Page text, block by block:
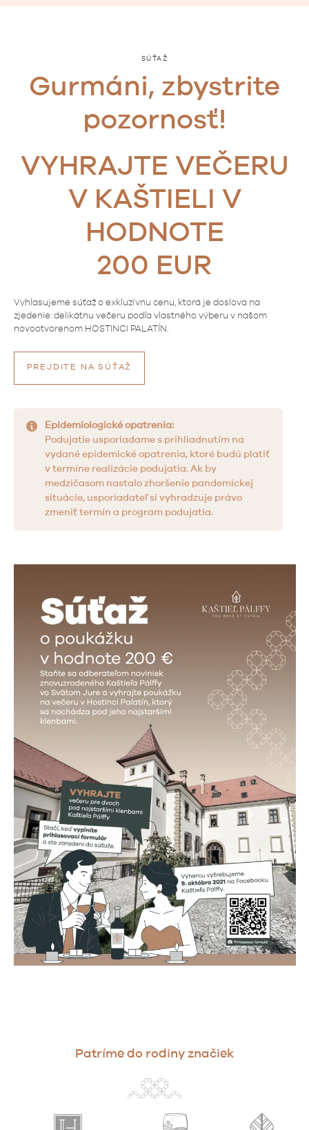
SÚŤAŽ
Gurmáni, zbystrite
pozornosť!
VYHRAJTE VEČERU
V KAŠTIELI V
HODNOTE
200 EUR
Vyhlasujeme súťaž o exkluzívnu cenu, ktorá je doslova na
zjedenie: delikátnu večeru podľa vlastného výberu v našom
novootvorenom HOSTINCI PALATÍN.
PREJDITE NA SÚŤAŽ
Epidemiologické opatrenia:
Podujatie usporiadame s prihliadnutím na
vydané epidemické opatrenia, ktoré budú platiť
v termíne realizácie podujatia. Ak by
medzičasom nastalo zhoršenie pandemickej
situácie, usporiadateľ si vyhradzuje právo
zmeniť termín a program podujatia.
Patríme do rodiny značiek